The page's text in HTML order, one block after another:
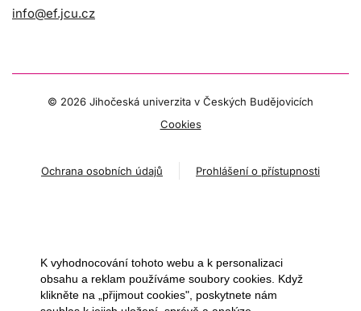
info@ef.jcu.cz
© 2026 Jihočeská univerzita v Českých Budějovicích
Cookies
Ochrana osobních údajů Prohlášení o přístupnosti
K vyhodnocování tohoto webu a k personalizaci
obsahu a reklam používáme soubory cookies. Když
klikněte na „přijmout cookies", poskytnete nám